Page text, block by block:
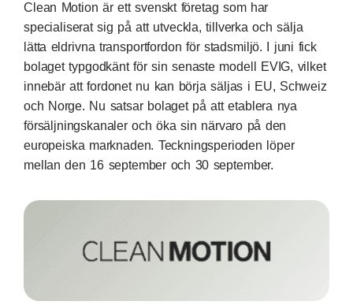
Clean Motion är ett svenskt företag som har
specialiserat sig på att utveckla, tillverka och sälja
lätta eldrivna transportfordon för stadsmiljö. I juni fick
bolaget typgodkänt för sin senaste modell EVIG, vilket
innebär att fordonet nu kan börja säljas i EU, Schweiz
och Norge. Nu satsar bolaget på att etablera nya
försäljningskanaler och öka sin närvaro på den
europeiska marknaden. Teckningsperioden löper
mellan den 16 september och 30 september.